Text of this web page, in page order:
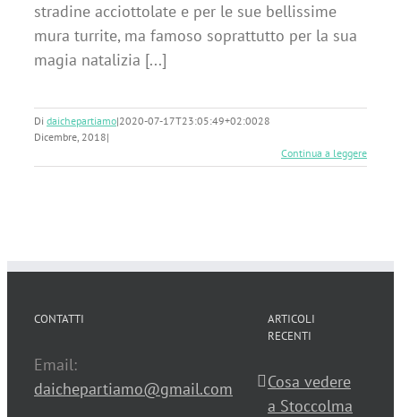
stradine acciottolate e per le sue bellissime
mura turrite, ma famoso soprattutto per la sua
magia natalizia [...]
Di daichepartiamo|2020-07-17T23:05:49+02:0028
Dicembre, 2018|
Continua a leggere
CONTATTI
Email:
daichepartiamo@gmail.com
ARTICOLI
RECENTI
Cosa vedere
a Stoccolma